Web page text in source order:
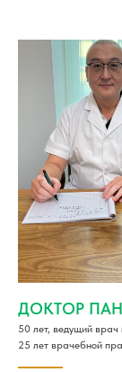
ДОКТОР
50 лет, ведущий
25 лет врачебной